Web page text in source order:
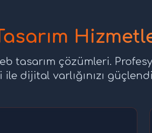
tasarım çözümleri.
dijital varlığınızı